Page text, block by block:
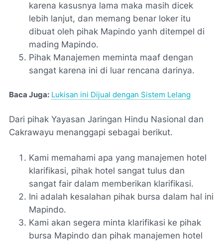
karena kasusnya lama maka masih dicek
lebih lanjut, dan memang benar loker itu
dibuat oleh pihak Mapindo yanh ditempel di
mading Mapindo.
Pihak Manajemen meminta maaf dengan
sangat karena ini di luar rencana darinya.
Baca Juga: Lukisan ini Dijual dengan Sistem Lelang
Dari pihak Yayasan Jaringan Hindu Nasional dan
Cakrawayu menanggapi sebagai berikut.
Kami memahami apa yang manajemen hotel
klarifikasi, pihak hotel sangat tulus dan
sangat fair dalam memberikan klarifikasi.
Ini adalah kesalahan pihak bursa dalam hal ini
Mapindo.
Kami akan segera minta klarifikasi ke pihak
bursa Mapindo dan pihak manajemen hotel